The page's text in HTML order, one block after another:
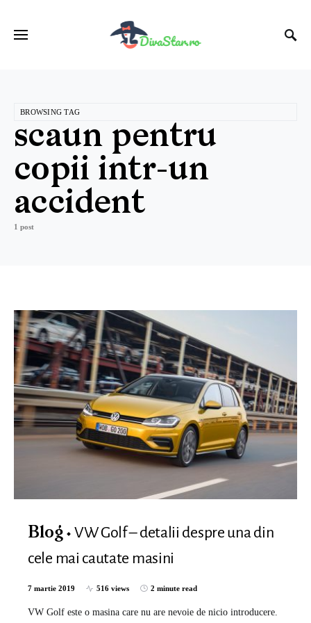
BROWSING TAG
scaun pentru
copii intr-un
accident
1 post
Blog
VW Golf – detalii despre una din
cele mai cautate masini
7 martie 2019 516 views 2 minute read
VW Golf este o masina care nu are nevoie de nicio introducere.